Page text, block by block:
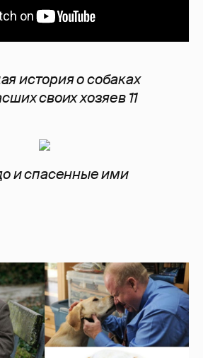
история о собаках
своих хозяев 11
и спасенные ими